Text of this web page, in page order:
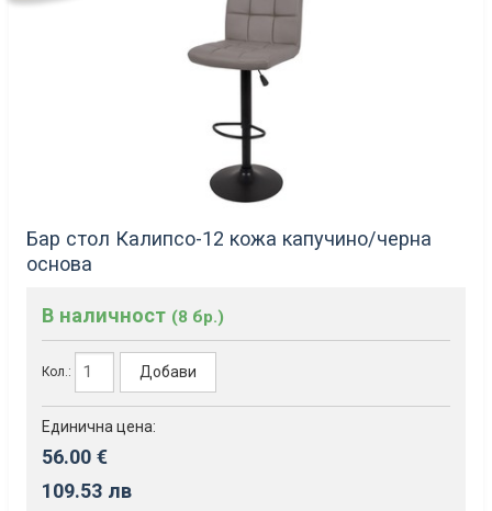
Бар стол Калипсо-12 кожа капучино/черна
основа
В наличност (8 бр.)
Кол.: Добави
Единична цена:
56.00 €
109.53 лв